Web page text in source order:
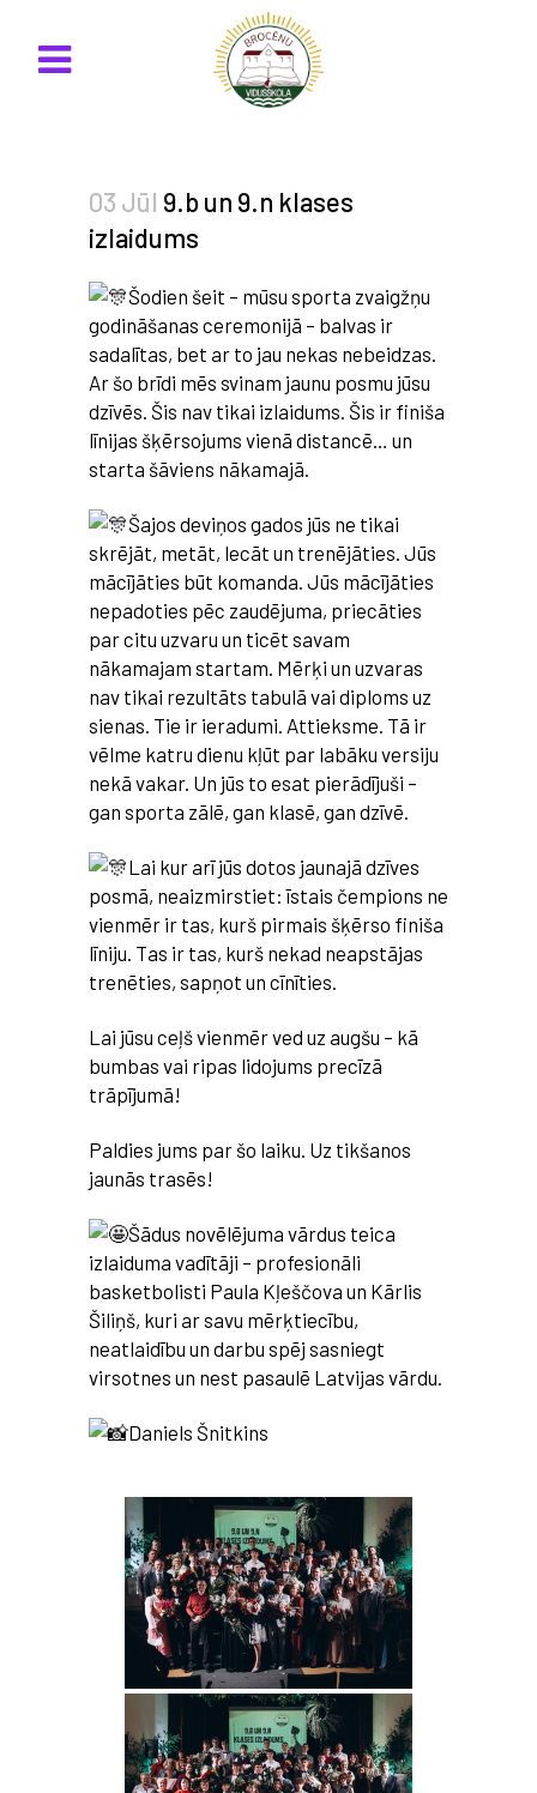
03 Jūl 9.b un 9.n klases
izlaidums
Šodien šeit – mūsu sporta zvaigžņu
godināšanas ceremonijā – balvas ir
sadalītas, bet ar to jau nekas nebeidzas.
Ar šo brīdi mēs svinam jaunu posmu jūsu
dzīvēs. Šis nav tikai izlaidums. Šis ir finiša
līnijas šķērsojums vienā distancē… un
starta šāviens nākamajā.
Šajos deviņos gados jūs ne tikai
skrējāt, metāt, lecāt un trenējāties. Jūs
mācījāties būt komanda. Jūs mācījāties
nepadoties pēc zaudējuma, priecāties
par citu uzvaru un ticēt savam
nākamajam startam. Mērķi un uzvaras
nav tikai rezultāts tabulā vai diploms uz
sienas. Tie ir ieradumi. Attieksme. Tā ir
vēlme katru dienu kļūt par labāku versiju
nekā vakar. Un jūs to esat pierādījuši –
gan sporta zālē, gan klasē, gan dzīvē.
Lai kur arī jūs dotos jaunajā dzīves
posmā, neaizmirstiet: īstais čempions ne
vienmēr ir tas, kurš pirmais šķērso finiša
līniju. Tas ir tas, kurš nekad neapstājas
trenēties, sapņot un cīnīties.
Lai jūsu ceļš vienmēr ved uz augšu – kā
bumbas vai ripas lidojums precīzā
trāpījumā!
Paldies jums par šo laiku. Uz tikšanos
jaunās trasēs!
Šādus novēlējuma vārdus teica
izlaiduma vadītāji – profesionāli
basketbolisti Paula Kļeščova un Kārlis
Šiliņš, kuri ar savu mērķtiecību,
neatlaidību un darbu spēj sasniegt
virsotnes un nest pasaulē Latvijas vārdu.
Daniels Šnitkins